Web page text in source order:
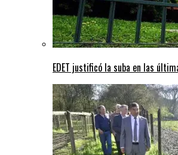
EDET justificó la suba en las